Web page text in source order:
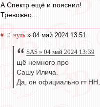
А Спектр ещё и пояснил!
Тревожно...
# нуль » 04 май 2024 13:51
SAS » 04 май 2024 13:39
щё немного про
Сашу Илича.
Да, он официально гт НН,